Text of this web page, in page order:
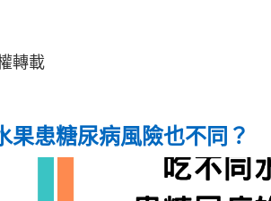
轉載
果患糖尿病風險也不同？